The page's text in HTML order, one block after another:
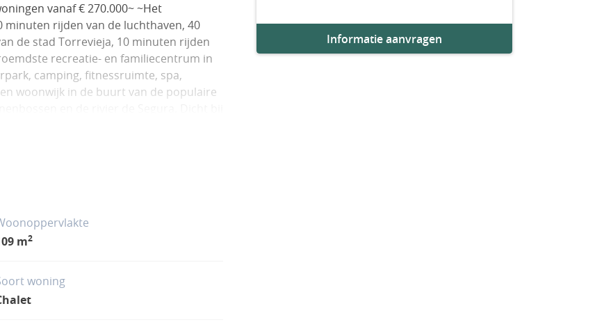
vanaf € 270.000~ ~Het
rijden van de luchthaven, 40
de stad Torrevieja, 10 minuten rijden
recreatie- en familiecentrum in
camping, fitnessruimte, spa,
woonwijk in de buurt van de populaire
apotheken en 3 grote supermarkten:
m2
woning
Informatie aanvragen